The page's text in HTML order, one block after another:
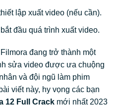
lập xuất video (nếu cần).
đầu quá trình xuất video.
đang trở thành một
sửa video được ưa chuộng
và đội ngũ làm phim
viết này, hy vọng các bạn
12 Full Crack mới nhất 2023